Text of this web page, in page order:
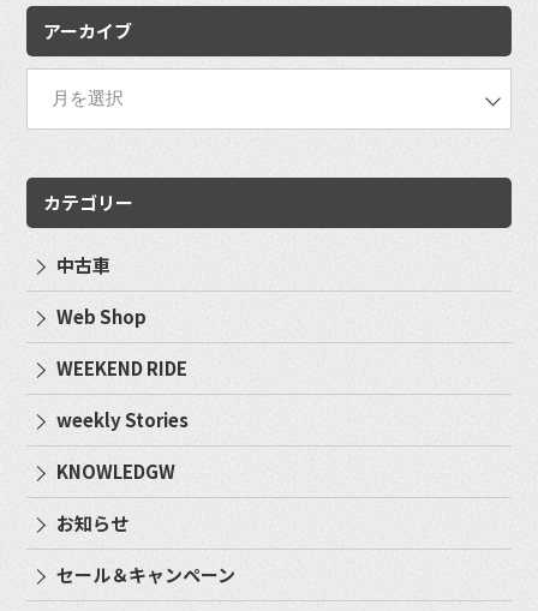
アーカイブ
カテゴリー
中古車
Web Shop
WEEKEND RIDE
weekly Stories
KNOWLEDGW
お知らせ
セール＆キャンペーン